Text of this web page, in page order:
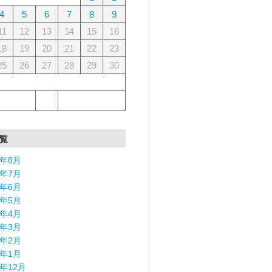
4
5 6 7 8
9
12 13 14 15
16
19 20 21 22
23
26 27 28 29 30
8月
7月
6月
5月
4月
3月
2月
1月
12月